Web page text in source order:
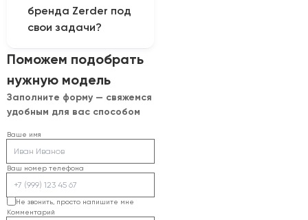
проверка качества
маркировки. Условия
для оператора.
бренда Zerder под
свои задачи?
Чтобы подготовить
передайте данные:
материал изделий,
размер и содержание
маркировки, мощность,
рабочее поле,
серийность и
необходимую оснастку.
Затем оборудование
комплектуют под
Поможем подобрать
нужную модель
Заполните форму — свяжемся
удобным для вас способом
Ваше имя
Ваш номер телефона
Не звонить, просто напишите мне
Комментарий